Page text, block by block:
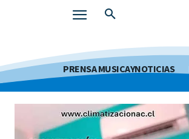
PRENSA MUSICAYNOTICIAS